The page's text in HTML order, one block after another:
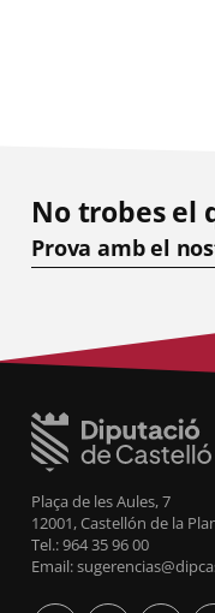
No trobes el
Prova amb el
Plaça de les Aules, 7
12001, Castellón de la
Tel.: 964 35 96 00
Email: